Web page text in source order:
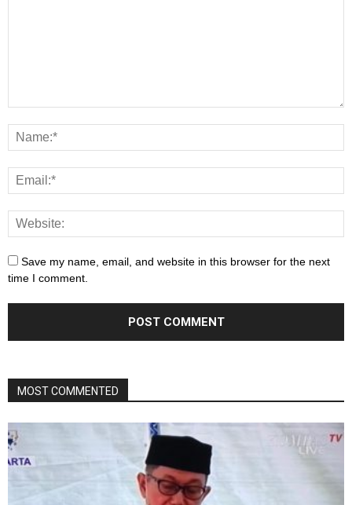
Save my name, email, and website in this browser for the next
time I comment.
MOST COMMENTED